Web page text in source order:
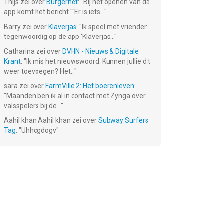
- The Superhero
League
Gratis!
Cats & Dogs
3D
Thijs zei over Burgernet: "Bij het openen van de
app komt het bericht ""Er is iets... "
Barry zei over Klaverjas: " Ik speel met vrienden
tegenwoordig op de app ‘Klaverjas... "
Catharina zei over DVHN - Nieuws & Digitale
Krant: " Ik mis het nieuwswoord. Kunnen jullie dit
weer toevoegen? Het... "
sara zei over FarmVille 2: Het boerenleven:
"Maanden ben ik al in contact met Zynga over
valsspelers bij de... "
Aahil khan Aahil khan zei overSubway Surfers
Tag: "Uhhcgdogv"